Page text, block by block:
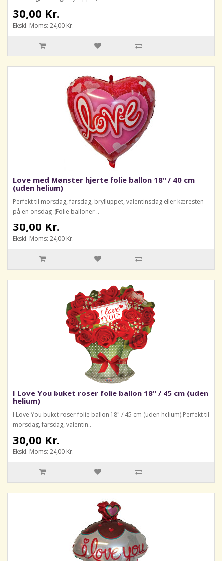
30,00 Kr.
Ekskl. Moms: 24,00 Kr.
Love med Mønster hjerte folie ballon 18" / 40 cm
(uden helium)
Perfekt til morsdag, farsdag, brylluppet, valentinsdag eller kæresten
på en onsdag :)Folie balloner ..
30,00 Kr.
Ekskl. Moms: 24,00 Kr.
I Love You buket roser folie ballon 18" / 45 cm (uden
helium)
I Love You buket roser folie ballon 18" / 45 cm (uden helium).Perfekt til
morsdag, farsdag, valentin..
30,00 Kr.
Ekskl. Moms: 24,00 Kr.